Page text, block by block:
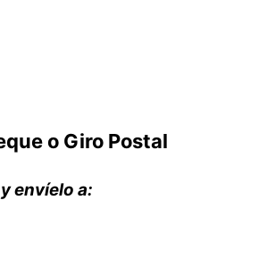
o Giro Postal
envíelo a: